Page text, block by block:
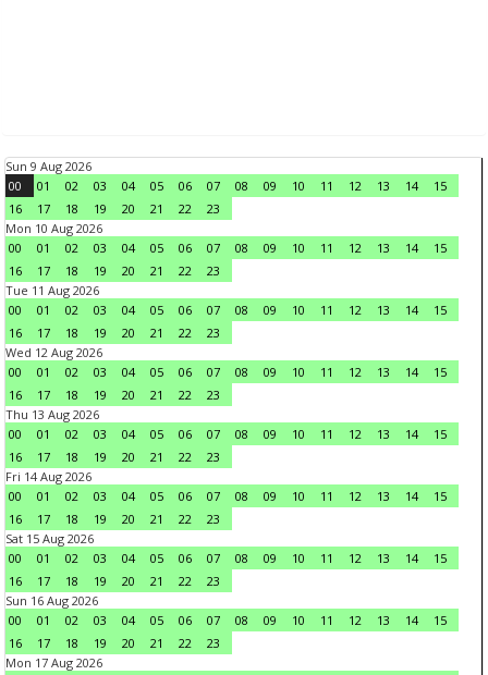
Sun 9 Aug 2026
00
01 02 03 04 05 06 07 08 09 10 11 12 13 14
15
16
17 18 19 20 21 22
23
Mon 10 Aug 2026
00
01 02 03 04 05 06 07 08 09 10 11 12 13 14
15
16
17 18 19 20 21 22
23
Tue 11 Aug 2026
00
01 02 03 04 05 06 07 08 09 10 11 12 13 14
15
16
17 18 19 20 21 22
23
Wed 12 Aug 2026
00
01 02 03 04 05 06 07 08 09 10 11 12 13 14
15
16
17 18 19 20 21 22
23
Thu 13 Aug 2026
00
01 02 03 04 05 06 07 08 09 10 11 12 13 14
15
16
17 18 19 20 21 22
23
Fri 14 Aug 2026
00
01 02 03 04 05 06 07 08 09 10 11 12 13 14
15
16
17 18 19 20 21 22
23
Sat 15 Aug 2026
00
01 02 03 04 05 06 07 08 09 10 11 12 13 14
15
16
17 18 19 20 21 22
23
Sun 16 Aug 2026
00
01 02 03 04 05 06 07 08 09 10 11 12 13 14
15
16
17 18 19 20 21 22
23
Mon 17 Aug 2026